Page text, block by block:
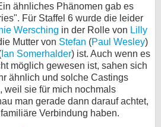
ähnliches Phänomen gab es
Für Staffel 6 wurde die leider
Wersching in der Rolle von Lilly
Mutter von Stefan (Paul Wesley)
Ian Somerhalder) ist. Auch wenn es
möglich gewesen ist, sahen sich
ähnlich und solche Castings
weil sie für mich nochmals
man gerade dann darauf achtet,
Verbindung haben.